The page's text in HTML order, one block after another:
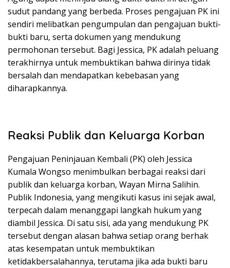
sudut pandang yang berbeda. Proses pengajuan PK ini
sendiri melibatkan pengumpulan dan pengajuan bukti-
bukti baru, serta dokumen yang mendukung
permohonan tersebut. Bagi Jessica, PK adalah peluang
terakhirnya untuk membuktikan bahwa dirinya tidak
bersalah dan mendapatkan kebebasan yang
diharapkannya.
Reaksi Publik dan Keluarga Korban
Pengajuan Peninjauan Kembali (PK) oleh Jessica
Kumala Wongso menimbulkan berbagai reaksi dari
publik dan keluarga korban, Wayan Mirna Salihin.
Publik Indonesia, yang mengikuti kasus ini sejak awal,
terpecah dalam menanggapi langkah hukum yang
diambil Jessica. Di satu sisi, ada yang mendukung PK
tersebut dengan alasan bahwa setiap orang berhak
atas kesempatan untuk membuktikan
ketidakbersalahannya, terutama jika ada bukti baru